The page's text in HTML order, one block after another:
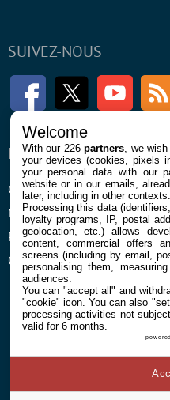
SUIVEZ-NOUS
FacebookTwitter
ENTREPRISE
Confidentialité et Cookies
Mentions légales et CGU
Préférences Cookies
Qui sommes nous
Welcome
With our 226partners , we
your devices (cookies, pixels
your personal data with our
website or in our emails,
later, including in other contexts.
Processing this data
loyalty programs, IP, postal
geolocation, etc.) allows
content, commercial offers
screens (including by email,
personalising them,
audiences.
You can "accept all" and
"cookie" icon. You can also
processing activities not
valid for 6 months.